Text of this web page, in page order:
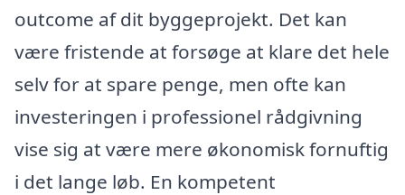
outcome af dit byggeprojekt. Det kan
være fristende at forsøge at klare det hele
selv for at spare penge, men ofte kan
investeringen i professionel rådgivning
vise sig at være mere økonomisk fornuftig
i det lange løb. En kompetent